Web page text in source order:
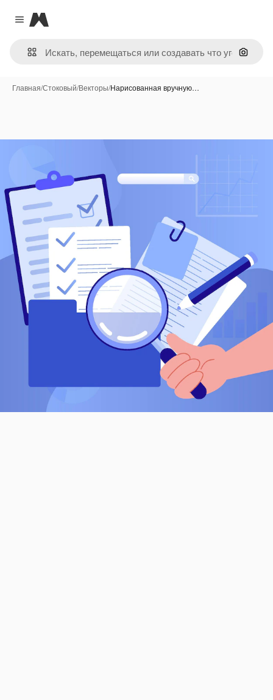
Close menu
Magnific
Поиск
Главная/Стоковый/Векторы/Нарисованная вручную…